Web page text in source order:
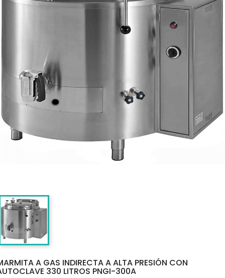
A GAS INDIRECTA A ALTA PRESIÓN CON
330 LITROS PNGI-300A